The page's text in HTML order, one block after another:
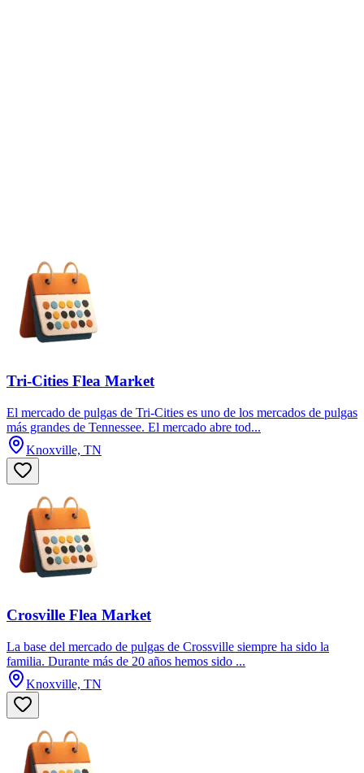
Tri-Cities Flea Market
El mercado de pulgas de Tri-Cities es uno de los mercados de pulgas
más grandes de Tennessee. El mercado abre tod...
Knoxville, TN
Crosville Flea Market
La base del mercado de pulgas de Crossville siempre ha sido la
familia. Durante más de 20 años hemos sido ...
Knoxville, TN